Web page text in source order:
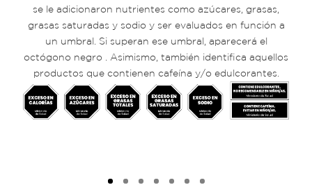
se le adicionaron nutrientes como azúcares, grasas,
grasas saturadas y sodio y ser evaluados en función a
un umbral. Si superan ese umbral, aparecerá el
octógono negro . Asimismo, también identifica aquellos
productos que contienen cafeína y/o edulcorantes.